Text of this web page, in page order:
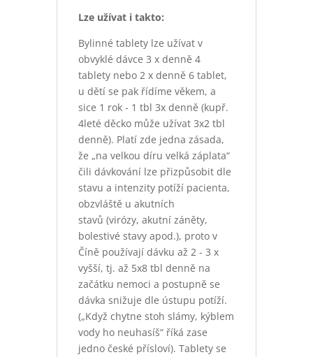
Lze užívat i takto:
Bylinné tablety lze užívat v
obvyklé dávce 3 x denně 4
tablety nebo 2 x denně 6 tablet,
u dětí se pak řídíme věkem, a
sice 1 rok - 1 tbl 3x denně (kupř.
4leté děcko může užívat 3x2 tbl
denně). Platí zde jedna zásada,
že „na velkou díru velká záplata“
čili dávkování lze přizpůsobit dle
stavu a intenzity potíží pacienta,
obzvláště u akutních
stavů (virózy, akutní záněty,
bolestivé stavy apod.), proto v
Číně používají dávku až 2 - 3 x
vyšší, tj. až 5x8 tbl denně na
začátku nemoci a postupně se
dávka snižuje dle ústupu potíží.
(„Když chytne stoh slámy, kýblem
vody ho neuhasíš“ říká zase
jedno české přísloví). Tablety se